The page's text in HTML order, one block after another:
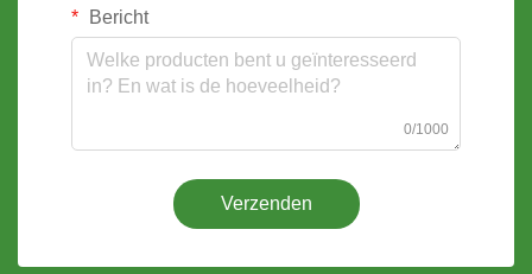
Bericht
0/1000
Verzenden